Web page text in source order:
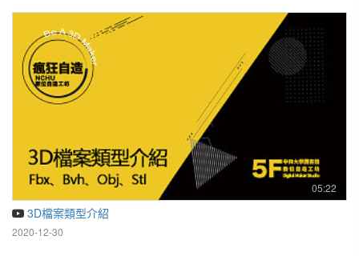
05:22
3D檔案類型介紹
2020-12-30